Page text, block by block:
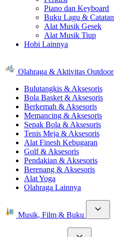
Piano dan Keyboard
Buku Lagu & Catatan
Alat Musik Gesek
Alat Musik Tiup
Hobi Lainnya
Olahraga & Aktivitas Outdoor
Bulutangkis & Aksesoris
Bola Basket & Aksesoris
Berkemah & Aksesoris
Memancing & Aksesoris
Sepak Bola & Aksesoris
Tenis Meja & Aksesoris
Alat Finesh Kebugaran
Golf & Aksesoris
Pendakian & Aksesoris
Berenang & Aksesoris
Alat Yoga
Olahraga Lainnya
Musik, Film & Buku